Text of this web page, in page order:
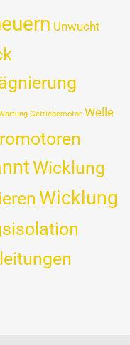
Unwucht
Getriebemotor Welle
Wicklung
Wicklung